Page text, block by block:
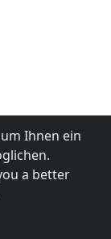
Ihnen ein
a better